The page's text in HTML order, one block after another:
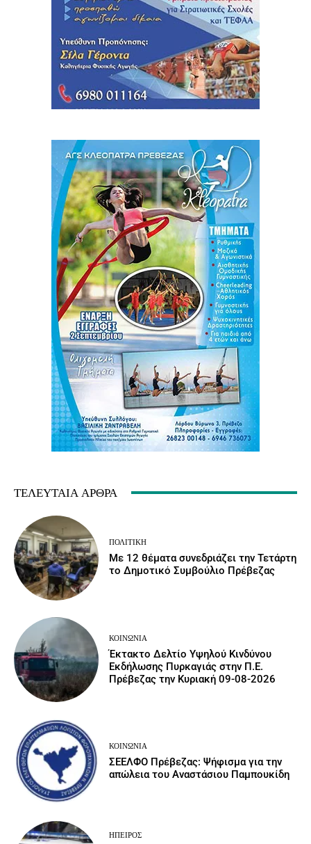
ΤΕΛΕΥΤΑΊΑ ΆΡΘΡΑ
ΠΟΛΙΤΙΚΉ
Με 12 θέματα συνεδριάζει την Τετάρτη
το Δημοτικό Συμβούλιο Πρέβεζας
ΚΟΙΝΩΝΙΑ
Έκτακτο Δελτίο Υψηλού Κινδύνου
Εκδήλωσης Πυρκαγιάς στην Π.Ε.
Πρέβεζας την Κυριακή 09-08-2026
ΚΟΙΝΩΝΙΑ
ΣΕΕΛΦΟ Πρέβεζας: Ψήφισμα για την
απώλεια του Αναστάσιου Παμπουκίδη
ΉΠΕΙΡΟΣ